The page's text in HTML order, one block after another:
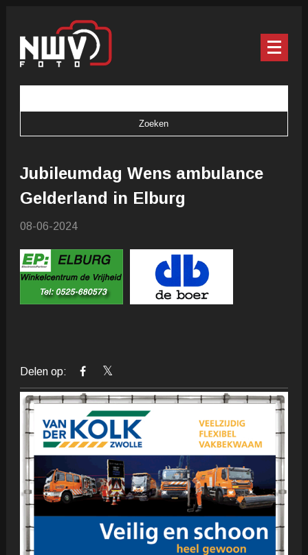
Jubileumdag Wens ambulance
Gelderland in Elburg
08-06-2024
Delen op: